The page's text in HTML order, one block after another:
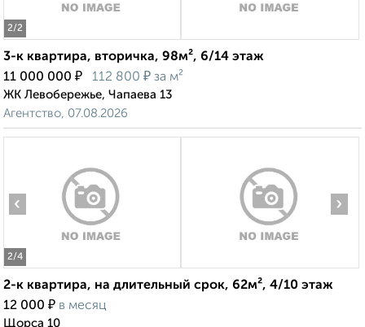
2/2
3-к квартира, вторичка, 98м², 6/14 этаж
11 000 000 ₽ 112 800 ₽ за м²
ЖК Левобережье, Чапаева 13
Агентство, 07.08.2026
2/4
‹ ›
2-к квартира, на длительный срок, 62м², 4/10 этаж
12 000 ₽ в месяц
Щорса 10